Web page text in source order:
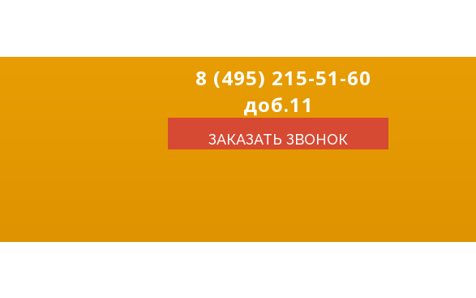
ПОКУПАТЕЛЯМ АКЦИИ
8 (495) 215-51-60
доб.11
ЗАКАЗАТЬ ЗВОНОК